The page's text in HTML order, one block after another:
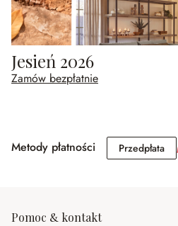
Jesień 2026
Zamów bezpłatnie
Metody płatności Przedpłata
Pomoc & kontakt